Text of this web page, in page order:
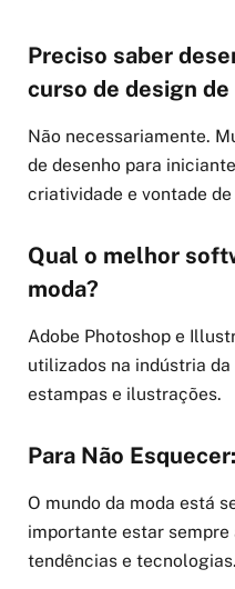
Preciso saber
curso de design de
Não necessariamente.
de desenho para
criatividade e vontade de
Qual o melhor
moda?
Adobe Photoshop e
utilizados na indústria
estampas e ilustrações.
Para Não Esquecer:
O mundo da moda está
importante estar
tendências e tecnologias.